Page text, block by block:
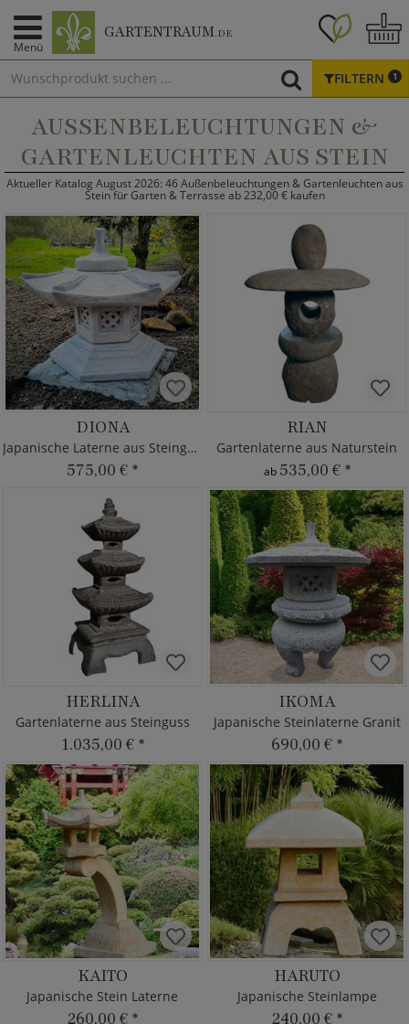
Menü
GARTENTRAUM.DE
FILTERN 1
AUSSENBELEUCHTUNGEN & G
ARTENLEUCHTEN AUS STEIN
Aktueller Katalog August 2026: 46 Außenbeleuchtungen & Gartenleuchten aus
Stein für Garten & Terrasse ab 232,00 € kaufen
DIONA
Japanische Laterne aus Steinguss
575,00 € *
RIAN
Gartenlaterne aus Naturstein
ab 535,00 € *
HERLINA
Gartenlaterne aus Steinguss
1.035,00 € *
IKOMA
Japanische Steinlaterne Granit
690,00 € *
KAITO
Japanische Stein Laterne
260,00 € *
HARUTO
Japanische Steinlampe
240,00 € *